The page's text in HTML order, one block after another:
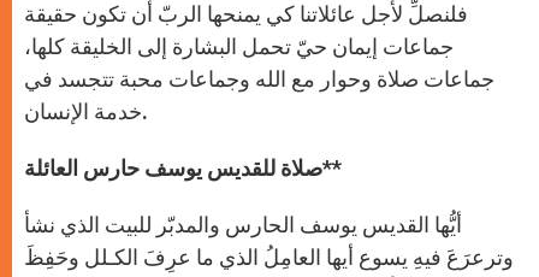
فلنصلِّ لأجل عائلاتنا كي يمنحها الربّ أن تكون حقيقة
جماعات إيمان حيّ تحمل البشارة إلى الخليقة كلها،
جماعات صلاة وحوار مع الله وجماعات محبة تتجسد في
خدمة الإنسان.
صلاة للقديس يوسف حارس العائلة**
أيُّها القديس يوسف الحارس والمدبّر للبيت الذي نشأ
وترعرَعَ فيهِ يسوع أيها العامِلُ الذي ما عرِفَ الكـلل وحَفِظَ